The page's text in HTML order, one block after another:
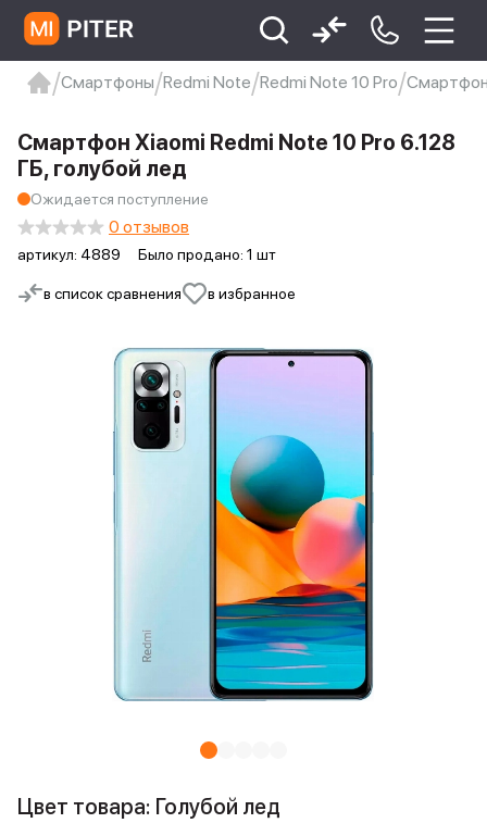
Xiaomi 9 про
xiaomi redmi 12c
Смартфоны Redmi Note Redmi Note 10 Pro Смартфон
в список сравнения в избранное
Смартфон Xiaomi Redmi Note 10 Pro 6.128
ГБ, голубой лед
Ожидается поступление
артикул: 4889 Было продано: 1 шт
0 отзывов
Цвет товара: Голубой лед